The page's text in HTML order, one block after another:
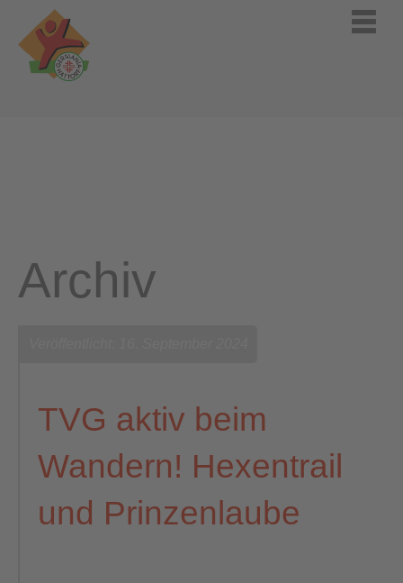
Archiv
TVG aktiv beim
Wandern! Hexentrail
und Prinzenlaube